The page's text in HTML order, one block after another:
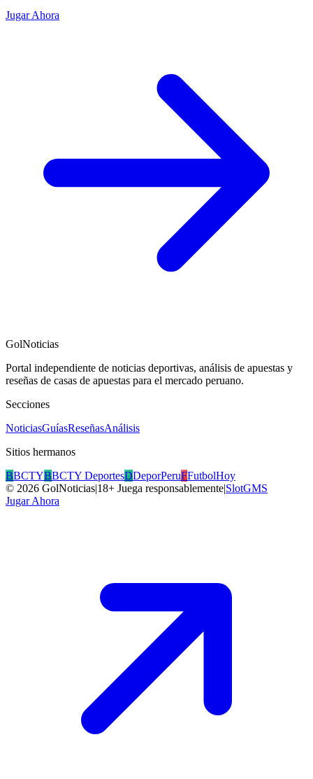
Jugar Ahora
GolNoticias
Portal independiente de noticias deportivas, análisis de apuestas y
reseñas de casas de apuestas para el mercado peruano.
Secciones
NoticiasGuíasReseñasAnálisis
Sitios hermanos
BBCTYBBCTY DeportesDDeporPeruFFutbolHoy
© 2026 GolNoticias|18+ Juega responsablemente|SlotGMS
Jugar Ahora